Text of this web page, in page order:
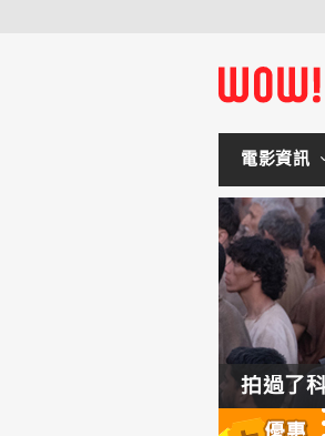
電影資訊
拍過了